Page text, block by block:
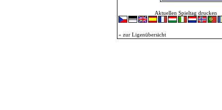
Aktuellen Spieltag drucken
« zur Ligenübersicht